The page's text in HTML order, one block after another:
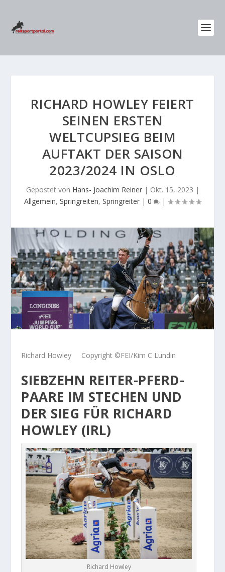
RICHARD HOWLEY FEIERT
SEINEN ERSTEN
WELTCUPSIEG BEIM
AUFTAKT DER SAISON
2023/2024 IN OSLO
Gepostet von Hans- Joachim Reiner| Okt. 15, 2023 |
Allgemein, Springreiten, Springreiter | 0 |
Richard Howley Copyright ©FEI/Kim C Lundin
SIEBZEHN REITER-PFERD-
PAARE IM STECHEN UND
DER SIEG FÜR RICHARD
HOWLEY (IRL)
Richard Howley